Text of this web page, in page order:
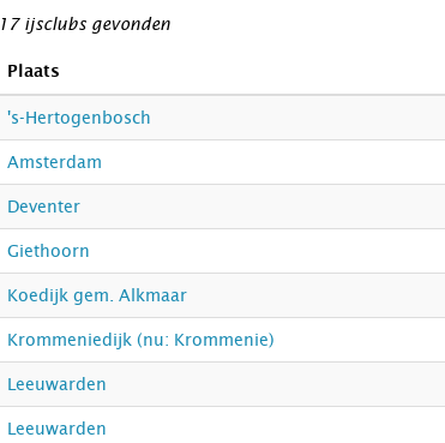
17 ijsclubs gevonden
Plaats
's-Hertogenbosch
Amsterdam
Deventer
Giethoorn
Koedijk gem. Alkmaar
Krommeniedijk (nu: Krommenie)
Leeuwarden
Leeuwarden